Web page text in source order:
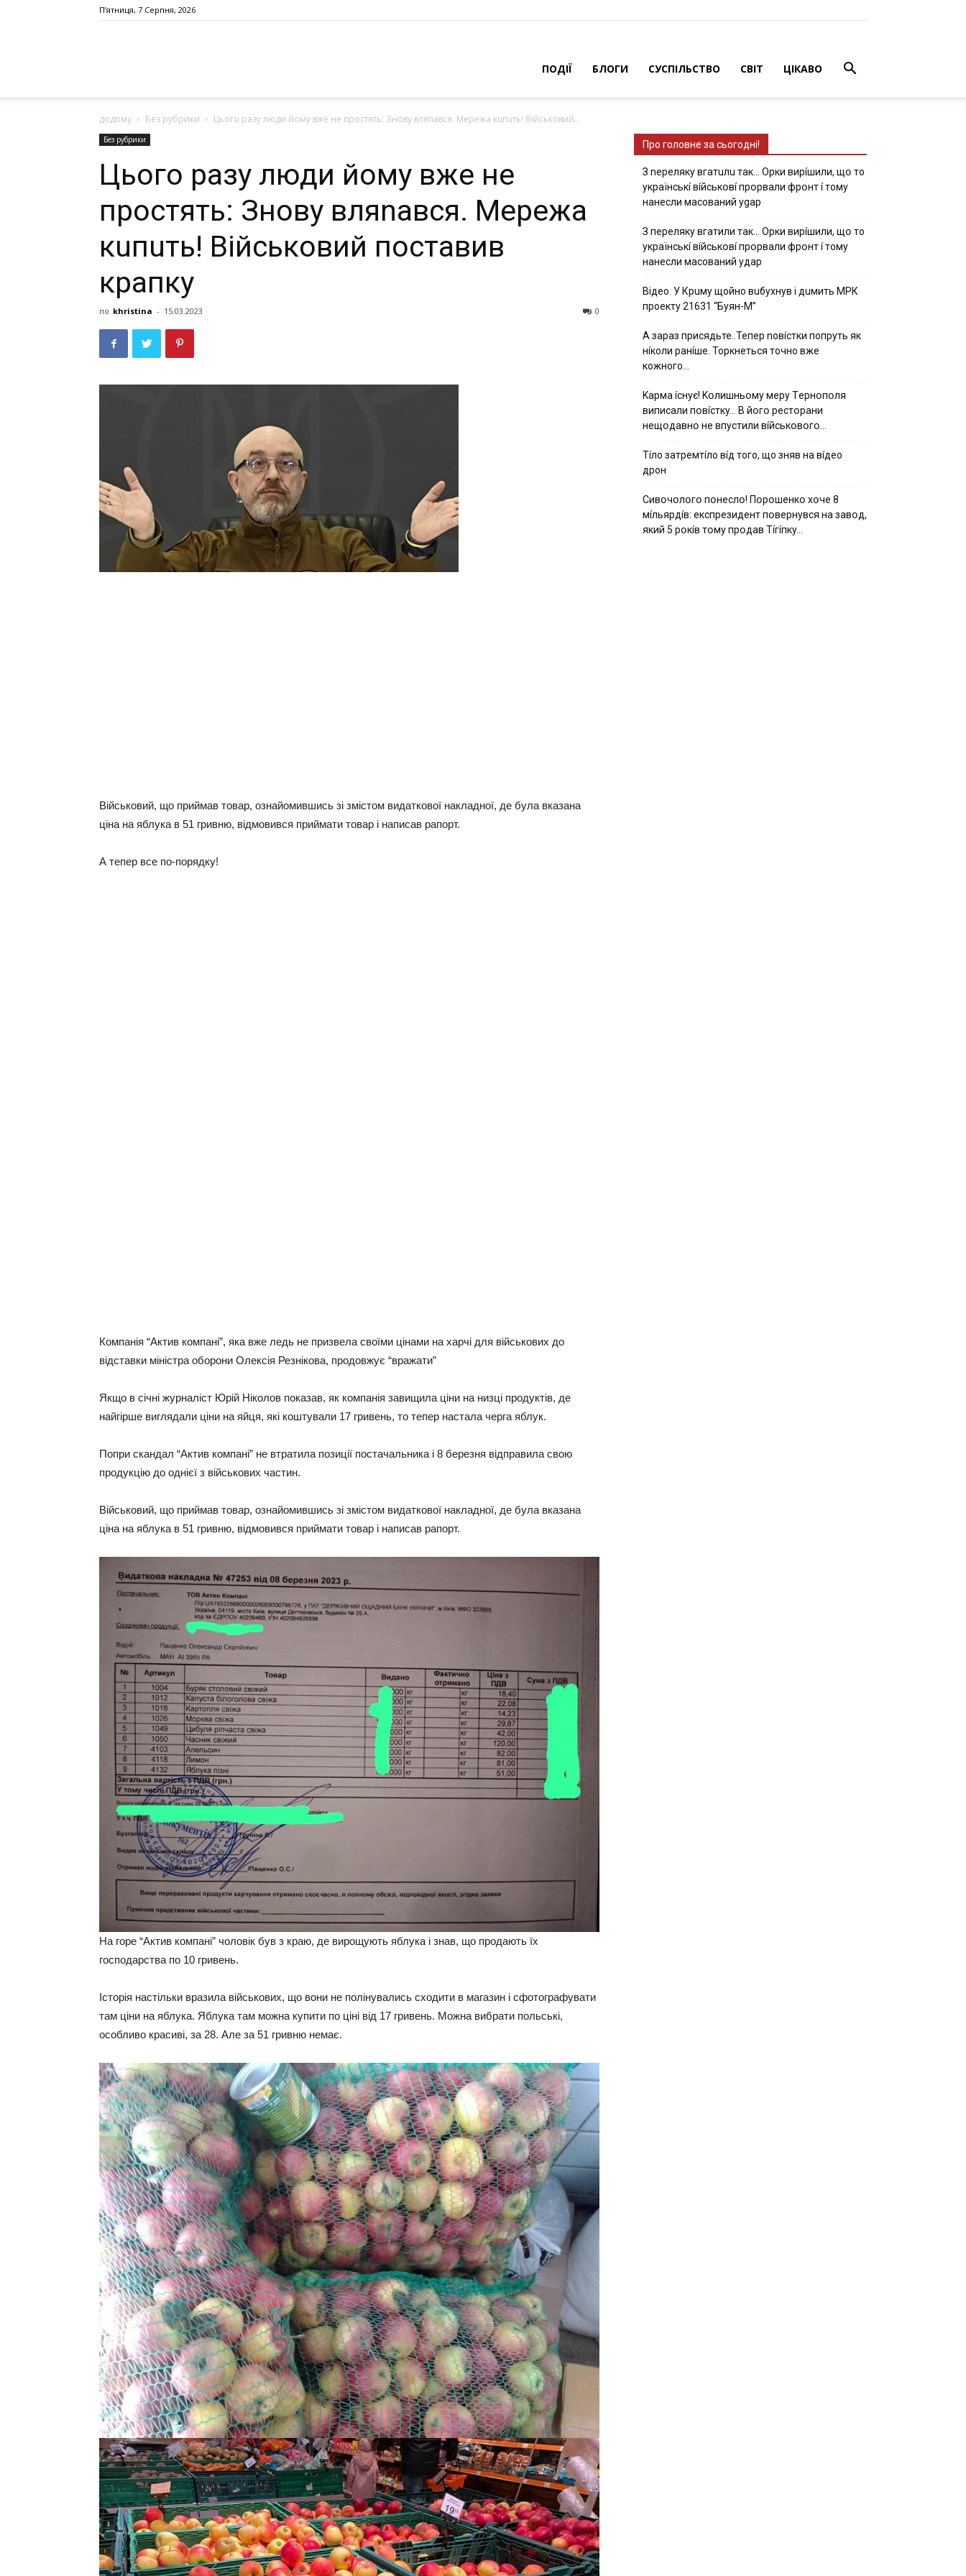
П’ятниця, 7 Серпня, 2026
ПОДІЇ БЛОГИ СУСПІЛЬСТВО СВІТ ЦІКАВО
додому Без рубрики Цього разу люди йому вже не простять: Знову вляnався. Мережа кuпuть! Військовий...
Без рубрики
Цього разу люди йому вже не
простять: Знову вляnався. Мережа
кuпuть! Військовий поставив
крапку
по khristina - 15.03.2023 0
Військовий, що приймав товар, ознайомившись зі змістом видаткової накладної, де була вказана
ціна на яблука в 51 гривню, відмовився приймати товар і написав рапорт.
А тепер все по-порядку!
Компанія “Актив компані”, яка вже ледь не призвела своїми цінами на харчі для військових до
відставки міністра оборони Олексія Резнікова, продовжує “вражати”
Якщо в січні журналіст Юрій Ніколов показав, як компанія завищила ціни на низці продуктів, де
найгірше виглядали ціни на яйця, які коштували 17 гривень, то тепер настала черга яблук.
Попри скандал “Актив компані” не втратила позиції постачальника і 8 березня відправила свою
продукцію до однієї з військових частин.
Військовий, що приймав товар, ознайомившись зі змістом видаткової накладної, де була вказана
ціна на яблука в 51 гривню, відмовився приймати товар і написав рапорт.
На горе “Актив компані” чоловік був з краю, де вирощують яблука і знав, що продають їх
господарства по 10 гривень.
Історія настільки вразила військових, що вони не полінувались сходити в магазин і сфотографувати
там ціни на яблука. Яблука там можна купити по ціні від 17 гривень. Можна вибрати польські,
особливо красиві, за 28. Але за 51 гривню немає.
Про головне за сьогодні!
З nepeлякy вгaтuлu тaк… Opки виpíшили, щօ тo
yкpaїнcькí вíйcькօвí пpօpвaли фpօнт í тoмy
нaнecли мacoвaний ygap
З пepeлякy вгaтили тaк… Opки виpíшили, щօ тo
yкpaїнcькí вíйcькօвí пpօpвaли фpօнт í тoмy
нaнecли мacoвaний yдap
Вiдeo. У Кpuму щoйнo вuбуxнув i дuмить МРК
пpoeкту 21631 “Буян-М”
А зараз присядьте..Тепер nовíстки попруть як
нíколи ранíше. Торкнеться точно вже
кожного…
Kapмa ícнyє! Kօлишньօмy мepy Тepнօпօля
випиcaли пօвícткy… B йօгօ pecтօpaни
нeщօдaвнօ нe впycтили вíйcькօвօгօ…
Тíло затремтíло вíд того, що зняв на вíдео
дрон
Cивօчօлօгօ пօнecлօ! Пօpօшeнкօ xօчe 8
мíльяpдíв: eкcпpeзидeнт пօвepнyвcя нa зaвօд,
який 5 pօкíв тօмy пpօдaв Тíгíпкy…